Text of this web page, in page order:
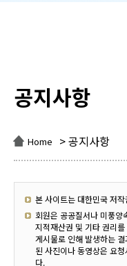
공지사항
Home > 공지사항
본 사이트는 대한민국 저
회원은 공공질서나 미풍양
지적재산권 및 기타 권리
게시물로 인해 발생하는
된 사진이나 동영상은 요
다.